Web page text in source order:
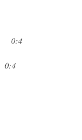
0:4
0:4